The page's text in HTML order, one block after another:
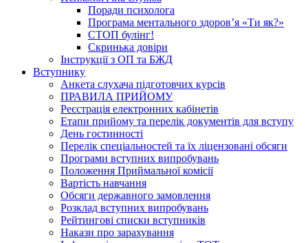
Поради психолога
Програма ментального здоров’я «Ти як?»
СТОП булінг!
Скринька довіри
Інструкції з ОП та БЖД
Вступнику
Анкета слухача підготовчих курсів
ПРАВИЛА ПРИЙОМУ
Реєстрація електронних кабінетів
Етапи прийому та перелік документів для вступу
День гостинності
Перелік спеціальностей та їх ліцензовані обсяги
Програми вступних випробувань
Положення Приймальної комісії
Вартість навчання
Обсяги державного замовлення
Розклад вступних випробувань
Рейтингові списки вступників
Накази про зарахування